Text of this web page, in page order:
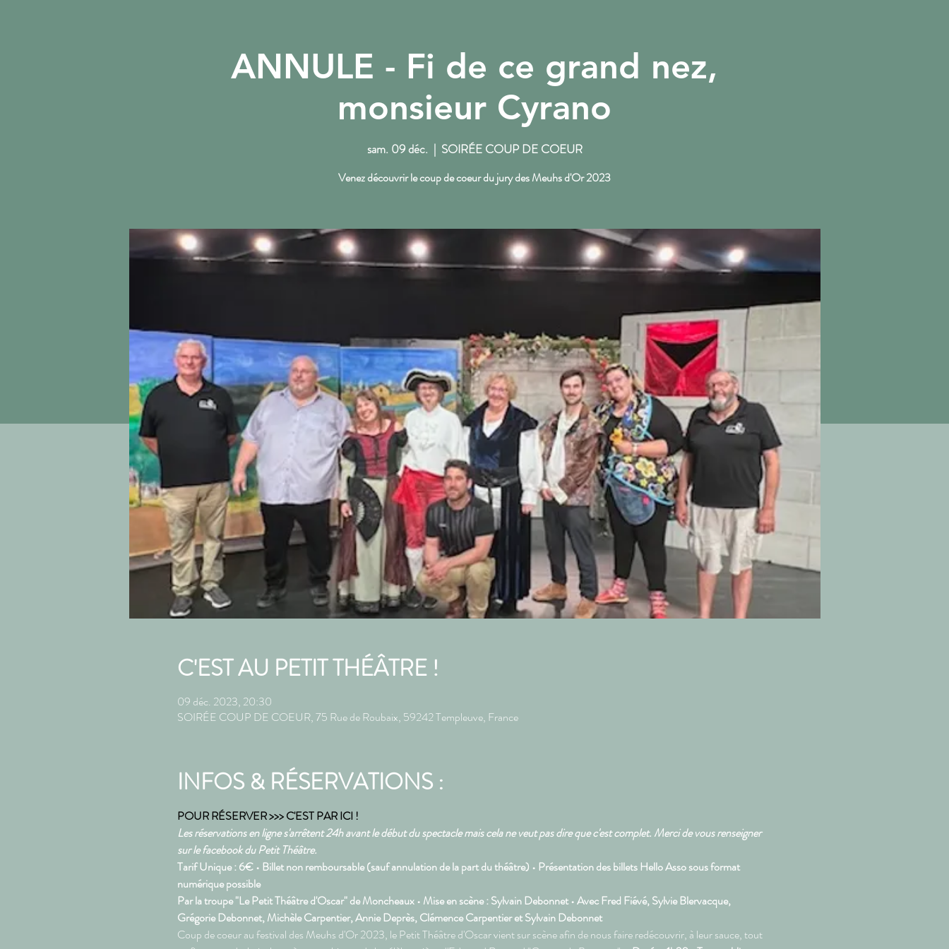
ACCUEIL NOS RENDEZ-VOUS L'ACTU DU PTT More
ANNULE - Fi de ce grand nez,
monsieur Cyrano
sam. 09 déc.
  |
SOIRÉE COUP DE COEUR
Venez découvrir le coup de coeur du jury des Meuhs d'Or 2023
C'EST AU PETIT THÉÂTRE !
09 déc. 2023, 20:30
SOIRÉE COUP DE COEUR, 75 Rue de Roubaix, 59242 Templeuve, France
INFOS & RÉSERVATIONS :
POUR RÉSERVER >>> C'EST PAR ICI !
Les réservations en ligne s'arrêtent 24h avant le début du spectacle mais cela ne veut pas dire que c'est complet. Merci de vous renseigner
sur le facebook du Petit Théâtre.
Tarif Unique : 6€ • Billet non remboursable (sauf annulation de la part du théâtre) • Présentation des billets Hello Asso sous format
numérique possible
Par la troupe "Le Petit Théâtre d'Oscar" de Moncheaux • Mise en scène : Sylvain Debonnet • Avec Fred Fiévé, Sylvie Blervacque,
Grégorie Debonnet, Michèle Carpentier, Annie Deprès, Clémence Carpentier et Sylvain Debonnet
Coup de coeur au festival des Meuhs d'Or 2023, le Petit Théâtre d'Oscar vient sur scène afin de nous faire redécouvrir, à leur sauce, tout